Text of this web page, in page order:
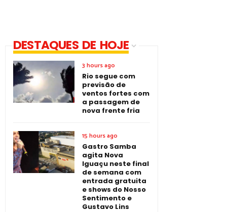
DESTAQUES DE HOJE
3 hours ago
Rio segue com
previsão de
ventos fortes com
a passagem de
nova frente fria
15 hours ago
Gastro Samba
agita Nova
Iguaçu neste final
de semana com
entrada gratuita
e shows do Nosso
Sentimento e
Gustavo Lins